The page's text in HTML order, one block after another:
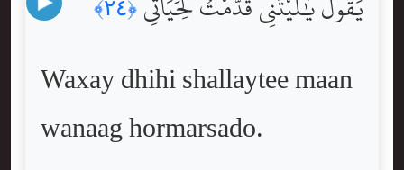
﴿٢٤﴾
Waxay dhihi shallaytee maan
wanaag hormarsado.